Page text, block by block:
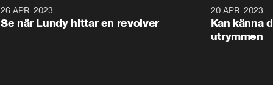
26 APR. 2023
Se när Lundy hittar en revolver
20 APR. 2023
Kan känna
utrymmen